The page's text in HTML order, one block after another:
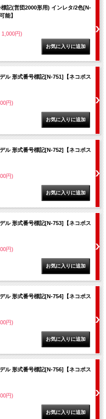
記(営団2000形用) インレタ/2色[N-
能】
円)
ル 形式番号標記[N-751]【ネコポス
円)
ル 形式番号標記[N-752]【ネコポス
円)
ル 形式番号標記[N-753]【ネコポス
円)
ル 形式番号標記[N-754]【ネコポス
円)
ル 形式番号標記[N-756]【ネコポス
円)